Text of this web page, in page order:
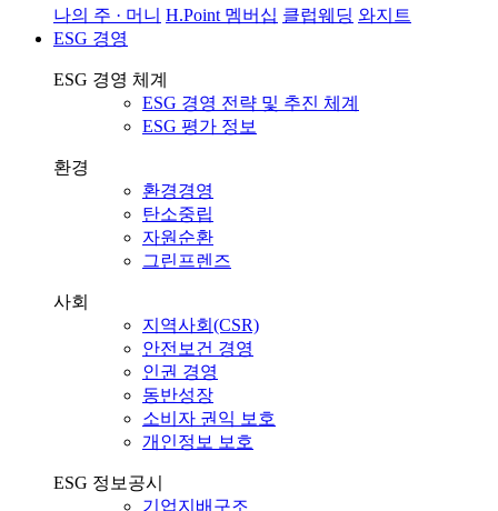
나의 주 · 머니 H.Point 멤버십 클럽웨딩 와지트
ESG 경영
ESG 경영 체계
ESG 경영 전략 및 추진 체계
ESG 평가 정보
환경
환경경영
탄소중립
자원순환
그린프렌즈
사회
지역사회(CSR)
안전보건 경영
인권 경영
동반성장
소비자 권익 보호
개인정보 보호
ESG 정보공시
기업지배구조